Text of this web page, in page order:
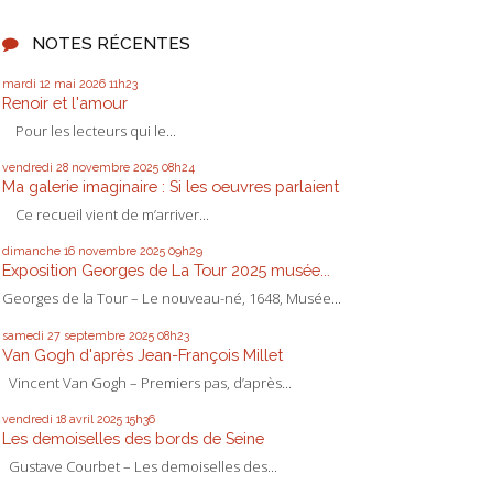
NOTES RÉCENTES
mardi 12 mai 2026 11h23
Renoir et l'amour
Pour les lecteurs qui le...
vendredi 28 novembre 2025 08h24
Ma galerie imaginaire : Si les oeuvres parlaient
Ce recueil vient de m’arriver...
dimanche 16 novembre 2025 09h29
Exposition Georges de La Tour 2025 musée...
Georges de la Tour – Le nouveau-né, 1648, Musée...
samedi 27 septembre 2025 08h23
Van Gogh d'après Jean-François Millet
Vincent Van Gogh – Premiers pas, d’après...
vendredi 18 avril 2025 15h36
Les demoiselles des bords de Seine
Gustave Courbet – Les demoiselles des...